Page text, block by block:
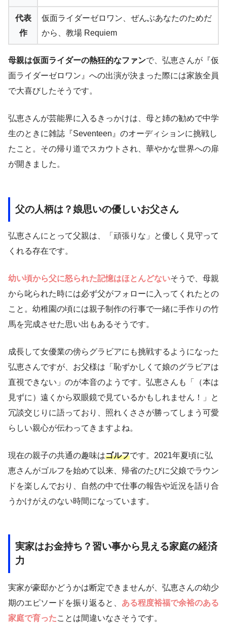
代表
作
仮面ライダーゼロワン、ぜんぶあなたのためだ
から、教場 Requiem
母親は仮面ライダーの熱狂的なファンで、弘恵さんが『仮
面ライダーゼロワン』への出演が決まった際には家族全員
で大喜びしたそうです。
弘恵さんが芸能界に入るきっかけは、母と姉の勧めで中学
生のときに雑誌『Seventeen』のオーディションに挑戦し
たこと。その帰り道でスカウトされ、華やかな世界への扉
が開きました。
父の人柄は？娘思いの優しいお父さん
弘恵さんにとって父親は、「頑張りな」と優しく見守って
くれる存在です。
幼い頃から父に怒られた記憶はほとんどないそうで、母親
から叱られた時には必ず父がフォローに入ってくれたとの
こと。幼稚園の頃には親子制作の行事で一緒に手作りの竹
馬を完成させた思い出もあるそうです。
成長して女優業の傍らグラビアにも挑戦するようになった
弘恵さんですが、お父様は「恥ずかしくて娘のグラビアは
直視できない」のが本音のようです。弘恵さんも「（本は
見ずに）遠くから双眼鏡で見ているかもしれません！」と
冗談交じりに語っており、照れくささが勝ってしまう可愛
らしい親心が伝わってきますよね。
現在の親子の共通の趣味はゴルフです。2021年夏頃に弘
恵さんがゴルフを始めて以来、帰省のたびに父娘でラウン
ドを楽しんでおり、自然の中で仕事の報告や近況を語り合
うかけがえのない時間になっています。
実家はお金持ち？習い事から見える家庭の経済
力
実家が豪邸かどうかは断定できませんが、弘恵さんの幼少
期のエピソードを振り返ると、 ある程度裕福で余裕のある
家庭で育ったことは間違いなさそうです。